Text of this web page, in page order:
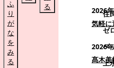
ふ
り
が
な
を
み
る
る
住
ゼ
ペ
上
2026
気軽
2026
髙木美